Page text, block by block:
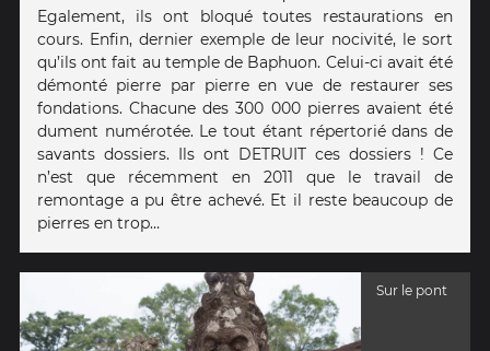
Egalement, ils ont bloqué toutes restaurations en
cours. Enfin, dernier exemple de leur nocivité, le sort
qu’ils ont fait au temple de Baphuon. Celui-ci avait été
démonté pierre par pierre en vue de restaurer ses
fondations. Chacune des 300 000 pierres avaient été
dument numérotée. Le tout étant répertorié dans de
savants dossiers. Ils ont DETRUIT ces dossiers ! Ce
n’est que récemment en 2011 que le travail de
remontage a pu être achevé. Et il reste beaucoup de
pierres en trop…
Sur le pont